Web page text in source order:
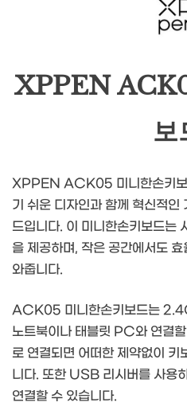
XPPEN
보
XPPEN ACK05 미니한손키보
기 쉬운 디자인과 함께 혁신적인
드입니다. 이 미니한손키보드는
을 제공하며, 작은 공간에서도
와줍니다.
ACK05 미니한손키보드는
노트북이나 태블릿 PC와 연결
로 연결되면 어떠한 제약없이 키
니다. 또한 USB 리시버를 사용
연결할 수 있습니다.